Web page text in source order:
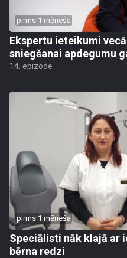
pirms 1 mēneša
Ekspertu ieteikumi
sniegšanai apdegumu
14. epizode
pirms 1 mēneša
Speciālisti nāk klajā ar
bērna redzi